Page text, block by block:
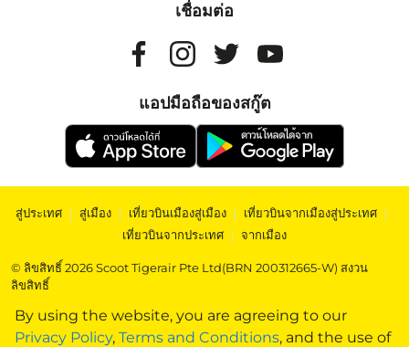
By using the website, you are agreeing to our
Privacy Policy, Terms and Conditions, and the use of
เชื่อมต่อ
แอปมือถือของสกู๊ต
สู่ประเทศ | สู่เมือง | เที่ยวบินเมืองสู่เมือง | เที่ยวบินจากเมืองสู่ประเทศ |
เที่ยวบินจากประเทศ | จากเมือง
© ลิขสิทธิ์ 2026 Scoot Tigerair Pte Ltd(BRN 200312665-W) สงวน
ลิขสิทธิ์